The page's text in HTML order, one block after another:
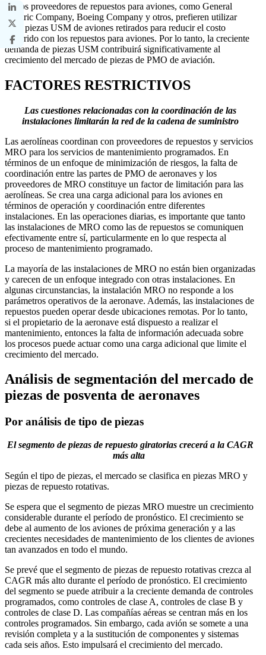
Varios proveedores de repuestos para aviones, como General
Electric Company, Boeing Company y otros, prefieren utilizar
estas piezas USM de aviones retirados para reducir el costo
incurrido con los repuestos para aviones. Por lo tanto, la creciente
demanda de piezas USM contribuirá significativamente al
crecimiento del mercado de piezas de PMO de aviación.
FACTORES RESTRICTIVOS
Las cuestiones relacionadas con la coordinación de las
instalaciones limitarán la red de la cadena de suministro
Las aerolíneas coordinan con proveedores de repuestos y servicios
MRO para los servicios de mantenimiento programados. En
términos de un enfoque de minimización de riesgos, la falta de
coordinación entre las partes de PMO de aeronaves y los
proveedores de MRO constituye un factor de limitación para las
aerolíneas. Se crea una carga adicional para los aviones en
términos de operación y coordinación entre diferentes
instalaciones. En las operaciones diarias, es importante que tanto
las instalaciones de MRO como las de repuestos se comuniquen
efectivamente entre sí, particularmente en lo que respecta al
proceso de mantenimiento programado.
La mayoría de las instalaciones de MRO no están bien organizadas
y carecen de un enfoque integrado con otras instalaciones. En
algunas circunstancias, la instalación MRO no responde a los
parámetros operativos de la aeronave. Además, las instalaciones de
repuestos pueden operar desde ubicaciones remotas. Por lo tanto,
si el propietario de la aeronave está dispuesto a realizar el
mantenimiento, entonces la falta de información adecuada sobre
los procesos puede actuar como una carga adicional que limite el
crecimiento del mercado.
Análisis de segmentación del mercado de
piezas de posventa de aeronaves
Por análisis de tipo de piezas
El segmento de piezas de repuesto giratorias crecerá a la CAGR
más alta
Según el tipo de piezas, el mercado se clasifica en piezas MRO y
piezas de repuesto rotativas.
Se espera que el segmento de piezas MRO muestre un crecimiento
considerable durante el período de pronóstico. El crecimiento se
debe al aumento de los aviones de próxima generación y a las
crecientes necesidades de mantenimiento de los clientes de aviones
tan avanzados en todo el mundo.
Se prevé que el segmento de piezas de repuesto rotativas crezca al
CAGR más alto durante el período de pronóstico. El crecimiento
del segmento se puede atribuir a la creciente demanda de controles
programados, como controles de clase A, controles de clase B y
controles de clase D. Las compañías aéreas se centran más en los
controles programados. Sin embargo, cada avión se somete a una
revisión completa y a la sustitución de componentes y sistemas
cada seis años. Esto impulsará el crecimiento del mercado.